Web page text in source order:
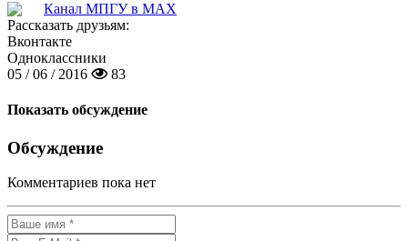
Канал МПГУ в MAX
Рассказать друзьям:
Вконтакте
Одноклассники
05 / 06 / 2016
83
Показать обсуждение
Обсуждение
Комментариев пока нет